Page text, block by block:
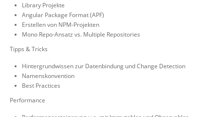
Library Projekte
Angular Package Format (APF)
Erstellen von NPM-Projekten
Mono Repo-Ansatz vs. Multiple Repositories
Tipps & Tricks
Hintergrundwissen zur Datenbindung und Change Detection
Namenskonvention
Best Practices
Performance